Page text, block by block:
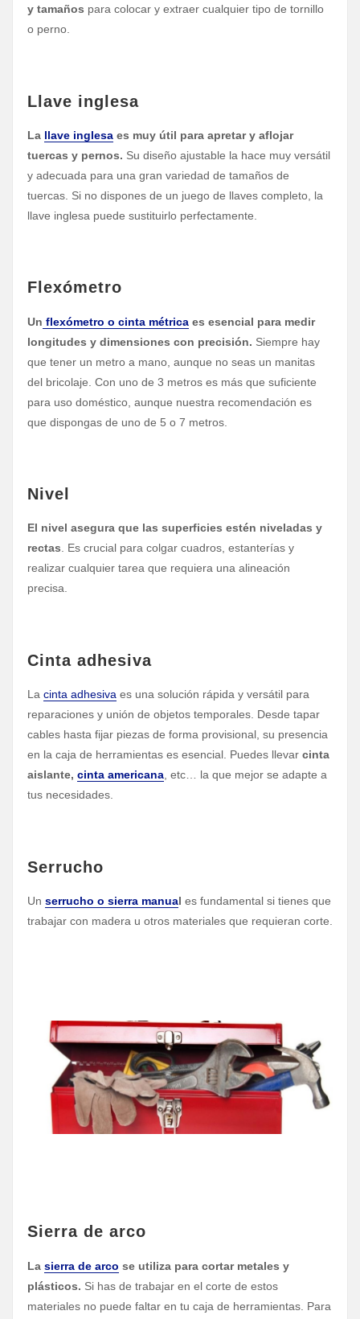
y tamaños para colocar y extraer cualquier tipo de tornillo
o perno.
Llave inglesa
La llave inglesaes muy útil para apretar y aflojar
tuercas y pernos. Su diseño ajustable la hace muy versátil
y adecuada para una gran variedad de tamaños de
tuercas. Si no dispones de un juego de llaves completo, la
llave inglesa puede sustituirlo perfectamente.
Flexómetro
Un flexómetro o cinta métricaes esencial para medir
longitudes y dimensiones con precisión. Siempre hay
que tener un metro a mano, aunque no seas un manitas
del bricolaje. Con uno de 3 metros es más que suficiente
para uso doméstico, aunque nuestra recomendación es
que dispongas de uno de 5 o 7 metros.
Nivel
El nivel asegura que las superficies estén niveladas y
rectas. Es crucial para colgar cuadros, estanterías y
realizar cualquier tarea que requiera una alineación
precisa.
Cinta adhesiva
La cinta adhesiva es una solución rápida y versátil para
reparaciones y unión de objetos temporales. Desde tapar
cables hasta fijar piezas de forma provisional, su presencia
en la caja de herramientas es esencial. Puedes llevar cinta
aislante, cinta americana, etc… la que mejor se adapte a
tus necesidades.
Serrucho
Un serrucho o sierra manual es fundamental si tienes que
trabajar con madera u otros materiales que requieran corte.
Sierra de arco
La sierra de arco se utiliza para cortar metales y
plásticos. Si has de trabajar en el corte de estos
materiales no puede faltar en tu caja de herramientas. Para